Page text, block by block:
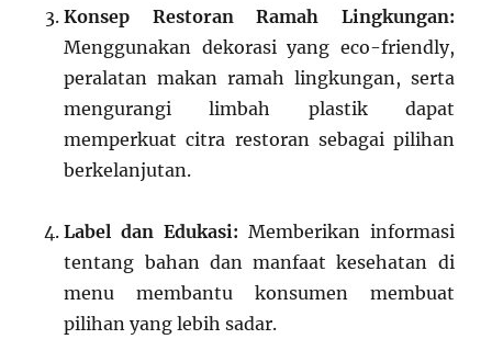
Konsep Restoran Ramah Lingkungan:
Menggunakan dekorasi yang eco-friendly,
peralatan makan ramah lingkungan, serta
mengurangi limbah plastik dapat
memperkuat citra restoran sebagai pilihan
berkelanjutan.
Label dan Edukasi: Memberikan informasi
tentang bahan dan manfaat kesehatan di
menu membantu konsumen membuat
pilihan yang lebih sadar.